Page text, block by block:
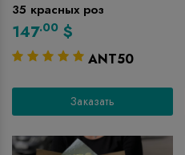
35 красных роз
147.00 $
ANT50
Заказать